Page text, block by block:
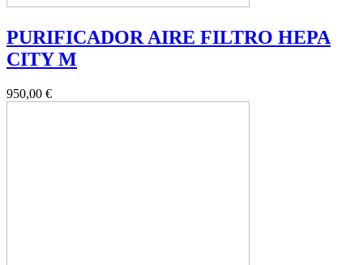
PURIFICADOR AIRE FILTRO HEPA
CITY M
950,00 €